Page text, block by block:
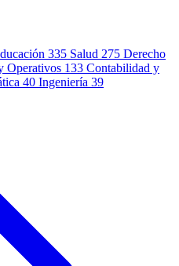
335 Salud 275 Derecho
Operativos 133 Contabilidad y
40 Ingeniería 39